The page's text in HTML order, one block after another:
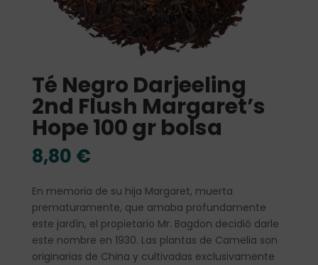
Té Negro Darjeeling
2nd Flush Margaret’s
Hope 100 gr bolsa
8,80 €
En memoria de su hija Margaret, muerta
prematuramente, que amaba profundamente
este jardín, el propietario Mr. Bagdon decidió darle
este nombre en 1930. Las plantas de Camelia son
originarias de China y cultivadas exclusivamente